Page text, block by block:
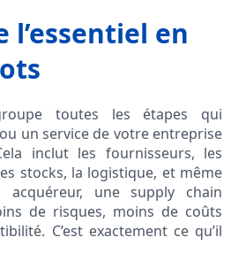
l’essentiel en
toutes les étapes qui
un service de votre entreprise
inclut les fournisseurs, les
stocks, la logistique, et même
une supply chain
de risques, moins de coûts
C’est exactement ce qu’il